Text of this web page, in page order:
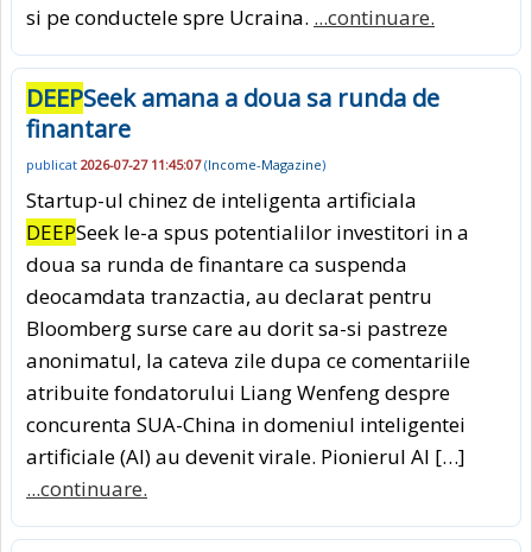
si pe conductele spre Ucraina. ...continuare.
DEEPSeek amana a doua sa runda de
finantare
publicat 2026-07-27 11:45:07(Income-Magazine)
Startup-ul chinez de inteligenta artificiala
DEEPSeek le-a spus potentialilor investitori in a
doua sa runda de finantare ca suspenda
deocamdata tranzactia, au declarat pentru
Bloomberg surse care au dorit sa-si pastreze
anonimatul, la cateva zile dupa ce comentariile
atribuite fondatorului Liang Wenfeng despre
concurenta SUA-China in domeniul inteligentei
artificiale (AI) au devenit virale. Pionierul AI […]
...continuare.